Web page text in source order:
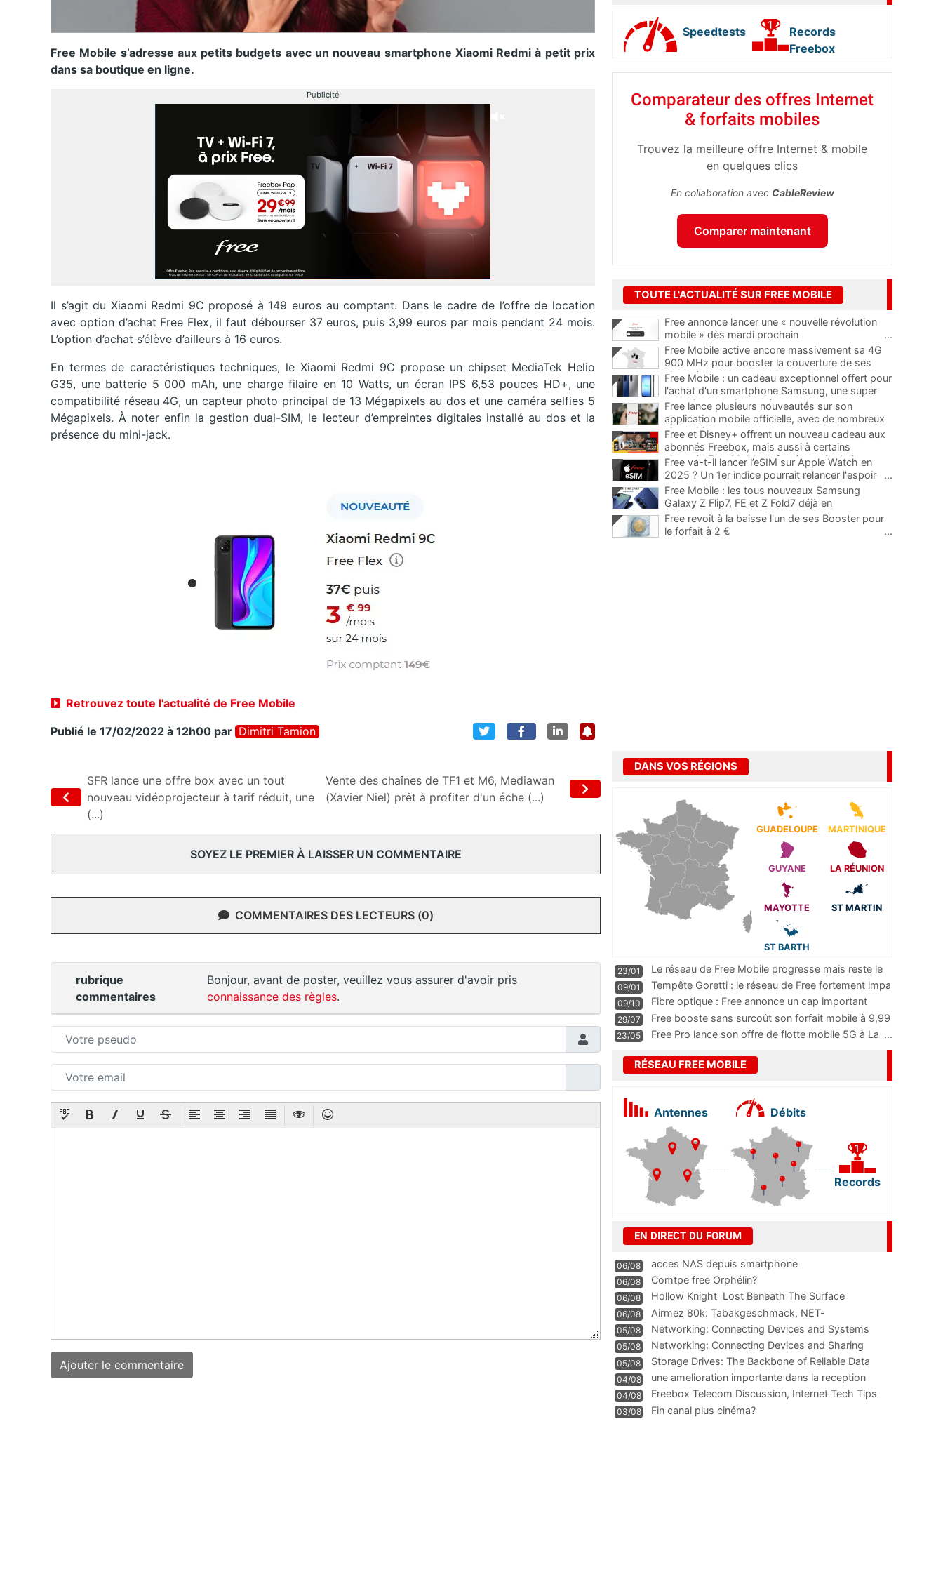
Free Mobile s’adresse aux petits budgets avec un nouveau smartphone Xiaomi Redmi à petit prix
dans sa boutique en ligne.
Publicité
Il s’agit du Xiaomi Redmi 9C proposé à 149 euros au comptant. Dans le cadre de l’offre de location
avec option d’achat Free Flex, il faut débourser 37 euros, puis 3,99 euros par mois pendant 24 mois.
L’option d’achat s’élève d’ailleurs à 16 euros.
En termes de caractéristiques techniques, le Xiaomi Redmi 9C propose un chipset MediaTek Helio
G35, une batterie 5 000 mAh, une charge filaire en 10 Watts, un écran IPS 6,53 pouces HD+, une
compatibilité réseau 4G, un capteur photo principal de 13 Mégapixels au dos et une caméra selfies 5
Mégapixels. À noter enfin la gestion dual-SIM, le lecteur d’empreintes digitales installé au dos et la
présence du mini-jack.
Retrouvez toute l'actualité de Free Mobile
Publié le 17/02/2022 à 12h00 par Dimitri Tamion
SFR lance une offre box avec un tout
nouveau vidéoprojecteur à tarif réduit, une
(...)
Vente des chaînes de TF1 et M6, Mediawan
(Xavier Niel) prêt à profiter d'un éche (...)
SOYEZ LE PREMIER À LAISSER UN COMMENTAIRE
COMMENTAIRES DES LECTEURS (0)
rubrique
commentaires
Bonjour, avant de poster, veuillez vous assurer d'avoir pris
connaissance des règles.
Speedtests
Records
Freebox
Comparateur des offres Internet
& forfaits mobiles
Trouvez la meilleure offre Internet & mobile
en quelques clics
En collaboration avec CableReview
Comparer maintenant
TOUTE L'ACTUALITÉ SUR FREE MOBILE
Free annonce lancer une « nouvelle révolution
mobile » dès mardi prochain
...
Free Mobile active encore massivement sa 4G
900 MHz pour booster la couverture de ses
abonnés
...
Free Mobile : un cadeau exceptionnel offert pour
l'achat d'un smartphone Samsung, une super
occasion pour la rentrée
Free lance plusieurs nouveautés sur son
application mobile officielle, avec de nombreux
ajouts bienvenus
...
Free et Disney+ offrent un nouveau cadeau aux
abonnés Freebox, mais aussi à certains
abonnés Free Mobile grâce à une évolution
Free va-t-il lancer l’eSIM sur Apple Watch en
2025 ? Un 1er indice pourrait relancer l'espoir
...
Free Mobile : les tous nouveaux Samsung
Galaxy Z Flip7, FE et Z Fold7 déjà en
précommande avec des promos
Free revoit à la baisse l'un de ses Booster pour
le forfait à 2 €
...
DANS VOS RÉGIONS
GUADELOUPE MARTINIQUE
GUYANE LA RÉUNION
MAYOTTE ST MARTIN
ST BARTH
23/01
Le réseau de Free Mobile progresse mais reste le
m
...
09/01
Tempête Goretti : le réseau de Free fortement impa
09/10
Fibre optique : Free annonce un cap important
pass
...
29/07
Free booste sans surcoût son forfait mobile à 9,99
23/05 Free Pro lance son offre de flotte mobile 5G à La ...
RÉSEAU FREE MOBILE
Antennes Débits
Records
EN DIRECT DU FORUM
06/08 acces NAS depuis smartphone
06/08 Comtpe free Orphélin?
06/08 Hollow Knight  Lost Beneath The Surface
06/08
Airmez 80k: Tabakgeschmack, NET-
Technologie und Leistung im
05/08 Networking: Connecting Devices and Systems
05/08
Networking: Connecting Devices and Sharing
Information
05/08
Storage Drives: The Backbone of Reliable Data
Management
04/08
une amelioration importante dans la reception
WIFI
04/08
Freebox Telecom Discussion, Internet Tech Tips
Communi
03/08 Fin canal plus cinéma?